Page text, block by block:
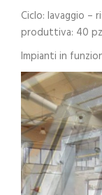
Ciclo: lavaggio –
produttiva: 40
Impianti in